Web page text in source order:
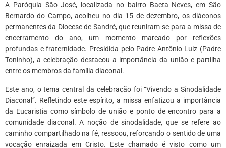
A Paróquia São José, localizada no bairro Baeta Neves, em São
Bernardo do Campo, acolheu no dia 15 de dezembro, os diáconos
permanentes da Diocese de Sandré, que reuniram-se para a missa de
encerramento do ano, um momento marcado por reflexões
profundas e fraternidade. Presidida pelo Padre Antônio Luiz (Padre
Toninho), a celebração destacou a importância da união e partilha
entre os membros da família diaconal.
Este ano, o tema central da celebração foi “Vivendo a Sinodalidade
Diaconal”. Refletindo este espírito, a missa enfatizou a importância
da Eucaristia como símbolo de união e ponto de encontro para a
comunidade diaconal. A noção de sinodalidade, que se refere ao
caminho compartilhado na fé, ressoou, reforçando o sentido de uma
vocação enraizada em Cristo. Este chamado é visto como um